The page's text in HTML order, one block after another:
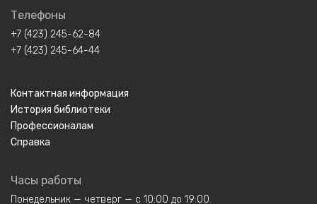
Телефоны
+7 (423) 245-62-84
+7 (423) 245-64-44
Контактная информация
История библиотеки
Профессионалам
Справка
Часы работы
Понедельник — четверг — с 10:00 до 19:00.